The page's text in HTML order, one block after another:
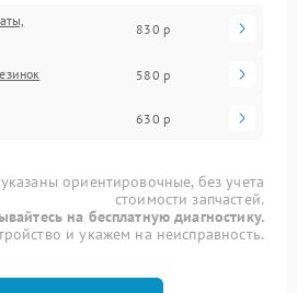
830 р
580 р
630 р
ориентировочные, без учета
стоимости запчастей.
на бесплатную диагностику.
и укажем на неисправность.